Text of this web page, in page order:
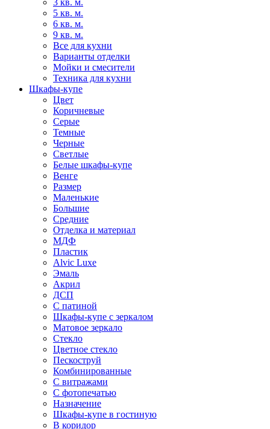
3 кв. м.
5 кв. м.
6 кв. м.
9 кв. м.
Все для кухни
Варианты отделки
Мойки и смесители
Техника для кухни
Шкафы-купе
Цвет
Коричневые
Серые
Темные
Черные
Светлые
Белые шкафы-купе
Венге
Размер
Маленькие
Большие
Средние
Отделка и материал
МДФ
Пластик
Alvic Luxe
Эмаль
Акрил
ДСП
С патиной
Шкафы-купе с зеркалом
Матовое зеркало
Стекло
Цветное стекло
Пескоструй
Комбинированные
С витражами
С фотопечатью
Назначение
Шкафы-купе в гостиную
В коридор